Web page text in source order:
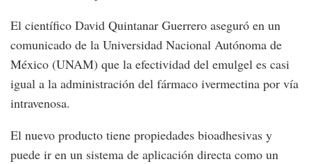
El científico David Quintanar Guerrero aseguró en un
comunicado de la Universidad Nacional Autónoma de
México (UNAM) que la efectividad del emulgel es casi
igual a la administración del fármaco ivermectina por vía
intravenosa.
El nuevo producto tiene propiedades bioadhesivas y
puede ir en un sistema de aplicación directa como un